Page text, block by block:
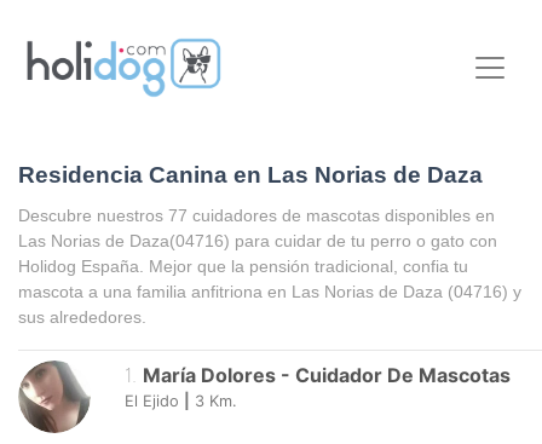
Residencia Canina en Las Norias de Daza
Descubre nuestros 77 cuidadores de mascotas disponibles en
Las Norias de Daza(04716) para cuidar de tu perro o gato con
Holidog España. Mejor que la pensión tradicional, confia tu
mascota a una familia anfitriona en Las Norias de Daza (04716) y
sus alrededores.
1 María Dolores - Cuidador De Mascotas
El Ejido 3 Km.